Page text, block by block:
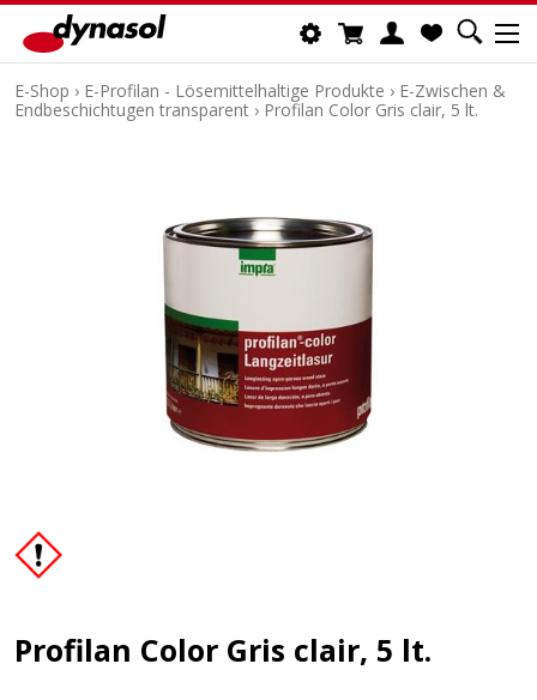
E-Shop › E-Profilan - Lösemittelhaltige Produkte › E-Zwischen &
Endbeschichtugen transparent › Profilan Color Gris clair, 5 lt.
Profilan Color Gris clair, 5 lt.